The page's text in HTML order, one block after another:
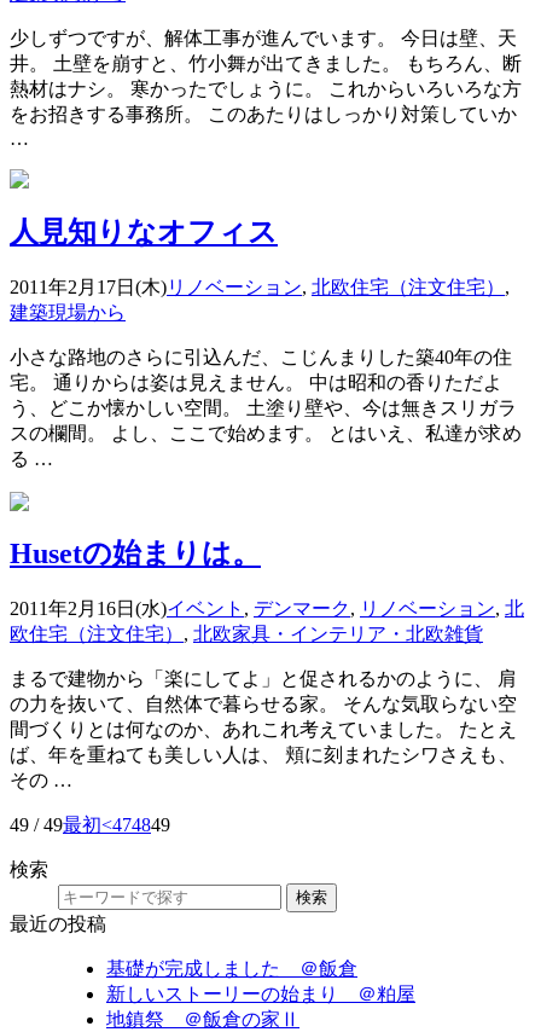
少しずつですが、解体工事が進んでいます。 今日は壁、天
井。 土壁を崩すと、竹小舞が出てきました。 もちろん、断
熱材はナシ。 寒かったでしょうに。 これからいろいろな方
をお招きする事務所。 このあたりはしっかり対策していか
…
人見知りなオフィス
2011年2月17日(木)リノベーション, 北欧住宅（注文住宅） ,
建築現場から
小さな路地のさらに引込んだ、こじんまりした築40年の住
宅。 通りからは姿は見えません。 中は昭和の香りただよ
う、どこか懐かしい空間。 土塗り壁や、今は無きスリガラ
スの欄間。 よし、ここで始めます。 とはいえ、私達が求め
る …
Husetの始まりは。
2011年2月16日(水)イベント , デンマーク, リノベーション, 北
欧住宅（注文住宅） , 北欧家具・インテリア・北欧雑貨
まるで建物から「楽にしてよ」と促されるかのように、 肩
の力を抜いて、自然体で暮らせる家。 そんな気取らない空
間づくりとは何なのか、あれこれ考えていました。 たとえ
ば、年を重ねても美しい人は、 頬に刻まれたシワさえも、
その …
49 / 49最初<474849
検索
検索
最近の投稿
基礎が完成しました ＠飯倉
新しいストーリーの始まり ＠粕屋
地鎮祭 ＠飯倉の家Ⅱ